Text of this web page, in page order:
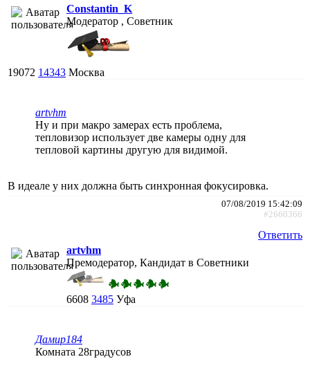
Constantin_K
Модератор , Советник
19072 14343 Москва
artvhm
Ну и при макро замерах есть проблема,
тепловизор использует две камеры одну для
тепловой картины другую для видимой.
В идеале у них должна быть синхронная фокусировка.
07/08/2019 15:42:09
#2660366
Ответить
artvhm
Премодератор, Кандидат в Советники
6608 3485 Уфа
Дамир184
Комната 28градусов